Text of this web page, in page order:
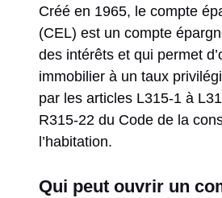
Créé en 1965, le compte
(CEL) est un compte
des intérêts et qui permet
immobilier à un taux
par les articles L315-1 à
R315-22 du Code de la
l’habitation.
Qui peut ouvrir un